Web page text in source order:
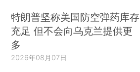
特朗普坚称美国防空弹药库存
充足 但不会向乌克兰提供更
多
2026年08月07日